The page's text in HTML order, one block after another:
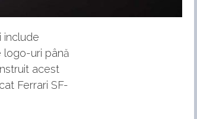
include
logo-uri până
acest
Ferrari SF-